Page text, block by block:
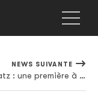
NEWS SUIVANTE
Ski Beatz : une première à Paris